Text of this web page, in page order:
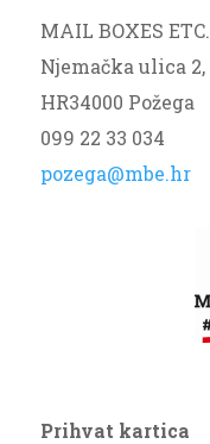
MAIL BOXES ETC.
Njemačka ulica 2,
HR34000 Požega
099 22 33 034
pozega@mbe.hr
Prihvat kartica